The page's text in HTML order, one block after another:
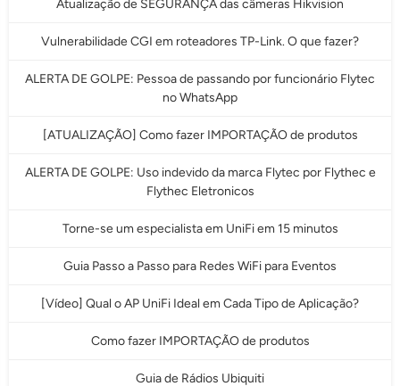
Atualização de SEGURANÇA das câmeras Hikvision
Vulnerabilidade CGI em roteadores TP-Link. O que fazer?
ALERTA DE GOLPE: Pessoa de passando por funcionário Flytec
no WhatsApp
[ATUALIZAÇÃO] Como fazer IMPORTAÇÃO de produtos
ALERTA DE GOLPE: Uso indevido da marca Flytec por Flythec e
Flythec Eletronicos
Torne-se um especialista em UniFi em 15 minutos
Guia Passo a Passo para Redes WiFi para Eventos
[Vídeo] Qual o AP UniFi Ideal em Cada Tipo de Aplicação?
Como fazer IMPORTAÇÃO de produtos
Guia de Rádios Ubiquiti